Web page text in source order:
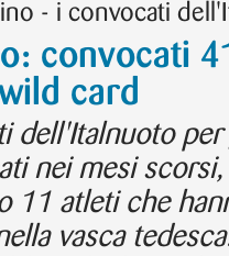
- i convocati
convocati
card
dell'Italnuoto
nei mesi
11 atleti che
vasca